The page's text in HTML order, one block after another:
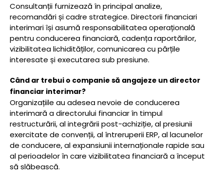
Consultanții furnizează în principal analize,
recomandări și cadre strategice. Directorii financiari
interimari își asumă responsabilitatea operațională
pentru conducerea financiară, cadența raportărilor,
vizibilitatea lichidităților, comunicarea cu părțile
interesate și executarea sub presiune.
Când ar trebui o companie să angajeze un director
financiar interimar?
Organizațiile au adesea nevoie de conducerea
interimară a directorului financiar în timpul
restructurării, al integrării post-achiziție, al presiunii
exercitate de convenții, al întreruperii ERP, al lacunelor
de conducere, al expansiunii internaționale rapide sau
al perioadelor în care vizibilitatea financiară a început
să slăbească.